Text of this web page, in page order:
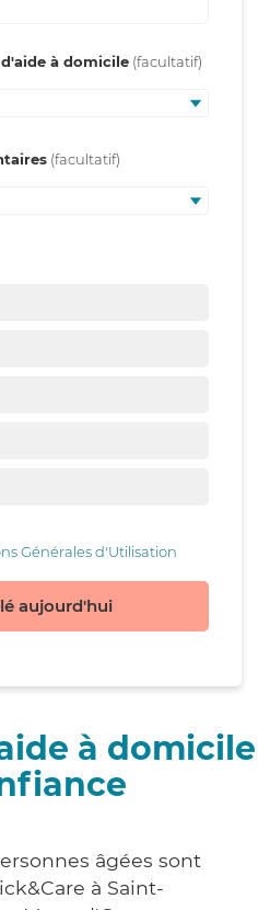
à domicile
Générales d'Utilisation
aujourd'hui
à domicile
âgées sont
à Saint-